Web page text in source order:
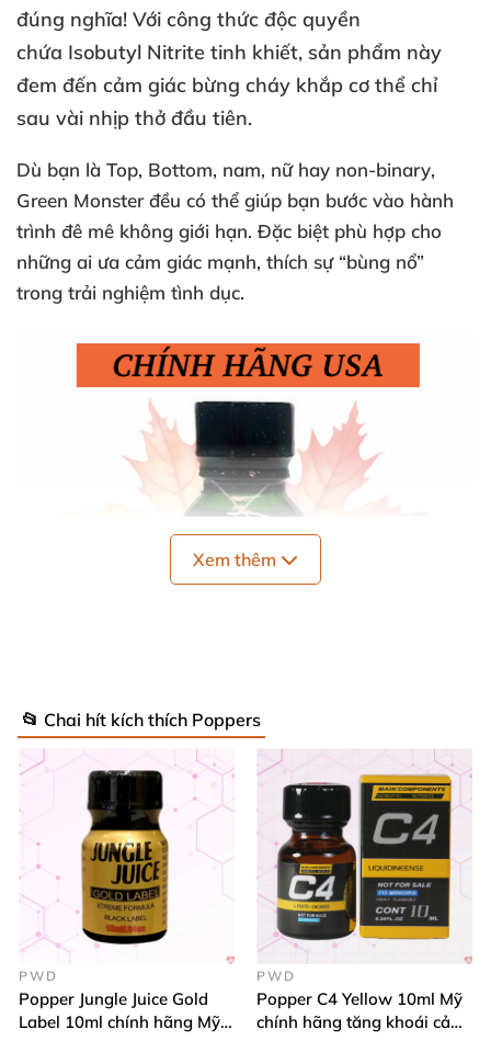
đúng nghĩa! Với công thức độc quyền
chứa Isobutyl Nitrite tinh khiết, sản phẩm này
đem đến cảm giác bừng cháy khắp cơ thể chỉ
sau vài nhịp thở đầu tiên.
Dù bạn là Top, Bottom, nam, nữ hay non-binary,
Green Monster đều có thể giúp bạn bước vào hành
trình đê mê không giới hạn. Đặc biệt phù hợp cho
những ai ưa cảm giác mạnh, thích sự “bùng nổ”
trong trải nghiệm tình dục.
✅ 2
. Ưu Điểm Nổi Bật Của Green Monster
15ml
Tác động nhanh – cực mạnh
Chỉ 1–2 hơi hít nhẹ, cảm giácgiãn cơ – tăng khoái
Xem thêm
📂 Chai hít kích thích Poppers
PWD
Popper Jungle Juice Gold
Label 10ml chính hãng Mỹ
PWD
Popper C4 Yellow 10ml Mỹ
chính hãng tăng khoái cảm